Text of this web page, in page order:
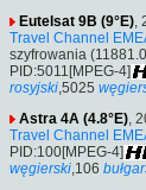
Eutelsat 9B (9°E)
Travel Channel
szyfrowania
PID:5011[MPEG-4]
rosyjski,5025
Astra 4A (4.8°E),
Travel Channel
PID:100[MPEG-4]
węgierski,106